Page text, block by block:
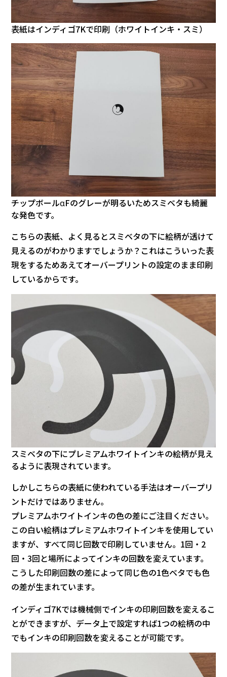
表紙はインディゴ7Kで印刷（ホワイトインキ・スミ）
チップボールαFのグレーが明るいためスミベタも綺麗
な発色です。
こちらの表紙、よく見るとスミベタの下に絵柄が透けて
見えるのがわかりますでしょうか？これはこういった表
現をするためあえてオーバープリントの設定のまま印刷
しているからです。
スミベタの下にプレミアムホワイトインキの絵柄が見え
るように表現されています。
しかしこちらの表紙に使われている手法はオーバープリ
ントだけではありません。
プレミアムホワイトインキの色の差にご注目ください。
この白い絵柄はプレミアムホワイトインキを使用してい
ますが、すべて同じ回数で印刷していません。1回・2
回・3回と場所によってインキの回数を変えています。
こうした印刷回数の差によって同じ色の1色ベタでも色
の差が生まれています。
インディゴ7Kでは機械側でインキの印刷回数を変えるこ
とができますが、データ上で設定すれば1つの絵柄の中
でもインキの印刷回数を変えることが可能です。